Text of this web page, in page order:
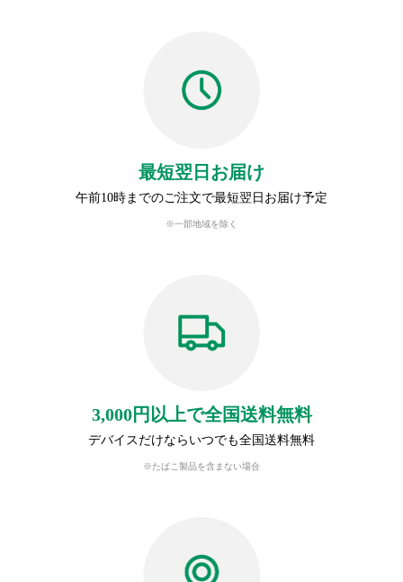
最短翌日お届け
午前10時までのご注文で最短翌日お届け予定
※一部地域を除く
3,000円以上で全国送料無料
デバイスだけならいつでも全国送料無料
※たばこ製品を含まない場合